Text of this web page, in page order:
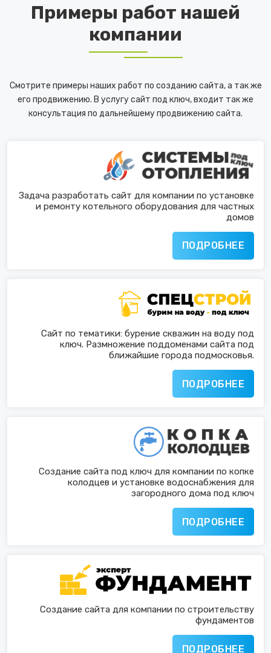
Примеры работ нашей
компании
Смотрите примеры наших работ по созданию сайта, а так же
его продвижению. В услугу сайт под ключ, входит так же
консультация по дальнейшему продвижению сайта.
Задача разработать сайт для компании по установке
и ремонту котельного оборудования для частных
домов
ПОДРОБНЕЕ
Сайт по тематики: бурение скважин на воду под
ключ. Размножение поддоменами сайта под
ближайшие города подмосковья.
ПОДРОБНЕЕ
Создание сайта под ключ для компании по копке
колодцев и установке водоснабжения для
загородного дома под ключ
ПОДРОБНЕЕ
Создание сайта для компании по строительству
фундаментов
ПОДРОБНЕЕ